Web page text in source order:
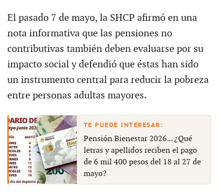
El pasado 7 de mayo, la SHCP afirmó en una
nota informativa que las pensiones no
contributivas también deben evaluarse por su
impacto social y defendió que éstas han sido
un instrumento central para reducir la pobreza
entre personas adultas mayores.
Pensión Bienestar 2026... ¿Qué
letras y apellidos reciben el pago
de 6 mil 400 pesos del 18 al 27 de
mayo?